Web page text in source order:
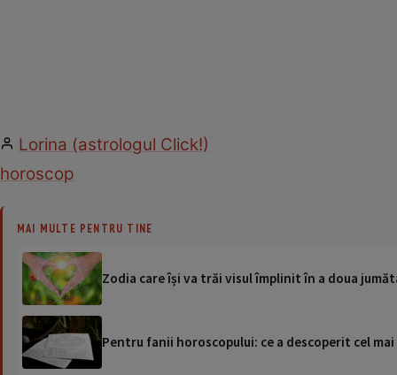
Lorina (astrologul Click!)
horoscop
MAI MULTE PENTRU TINE
Zodia care își va trăi visul împlinit în a doua
Pentru fanii horoscopului: ce a descoperit cel